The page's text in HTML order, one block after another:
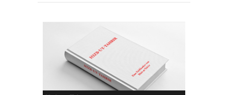
Die parteiliche Blockbildung